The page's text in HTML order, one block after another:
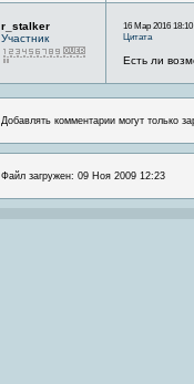
r_stalker
Участник
16 Мар 2016 18:10
Цитата
Есть ли
Добавлять комментарии могут только
Файл загружен: 09 Ноя 2009 12:23